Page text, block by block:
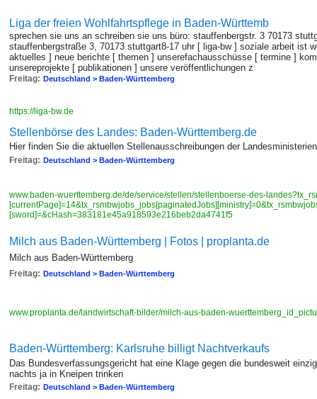
Liga der freien Wohlfahrtspflege in Baden-Württemb
sprechen sie uns an schreiben sie uns büro: stauffenbergstr. 3 70173
stauffenbergstraße 3, 70173 stuttgart8-17 uhr [ liga-bw ] soziale arbeit ist
aktuelles ] neue berichte [ themen ] unserefachausschüsse [ termine ]
unsereprojekte [ publikationen ] unsere veröffentlichungen z
Freitag: Deutschland > Baden-Württemberg
https://liga-bw.de
Stellenbörse des Landes: Baden-Württemberg.de
Hier finden Sie die aktuellen Stellenausschreibungen der
Freitag: Deutschland > Baden-Württemberg
www.baden-wuerttemberg.de/de/service/stellen/stellenboerse-des-
[sword]=&cHash=383181e45a918593e216beb2da4741f5
Milch aus Baden-Württemberg | Fotos | proplanta.de
Milch aus Baden-Württemberg
Freitag: Deutschland > Baden-Württemberg
www.proplanta.de/landwirtschaft-bilder/milch-aus-baden-
Baden-Württemberg: Karlsruhe billigt Nachtverkaufs
Das Bundesverfassungsgericht hat eine Klage gegen die bundesweit
nachts ja in Kneipen trinken
Freitag: Deutschland > Baden-Württemberg